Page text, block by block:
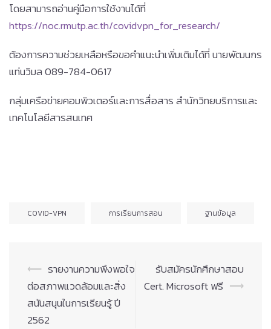
โดยสามารถอ่านคู่มือการใช้งานได้ที่
https://noc.rmutp.ac.th/covidvpn_for_research/
ต้องการความช่วยเหลือหรือขอคำแนะนำเพิ่มเติมได้ที่ นายพัฒนกร
แท่นวิมล 089-784-0617
กลุ่มเครือข่ายคอมพิวเตอร์และการสื่อสาร สำนักวิทยบริการและ
เทคโนโลยีสารสนเทศ
COVID-VPN การเรียนการสอน ฐานข้อมูล
Post
navigation
⟵ รายงานความพึงพอใจ
ต่อสภาพแวดล้อมและสิ่ง
สนันสนุนในการเรียนรู้ ปี
2562
รับสมัครนักศึกษาสอบ
Cert. Microsoft ฟรี ⟶